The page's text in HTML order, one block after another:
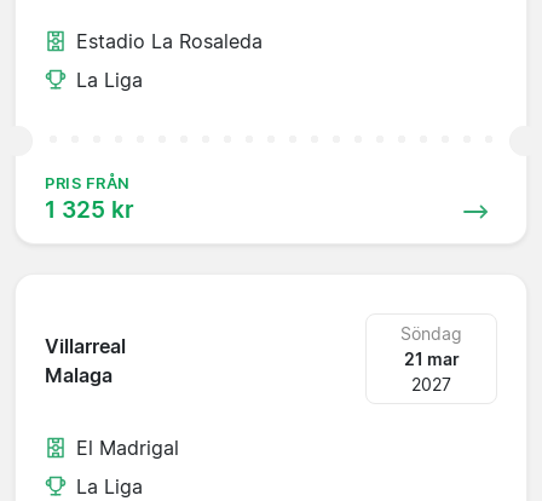
Estadio La Rosaleda
La Liga
PRIS FRÅN
1 325 kr
Villarreal
Malaga
Söndag
21 mar
2027
El Madrigal
La Liga